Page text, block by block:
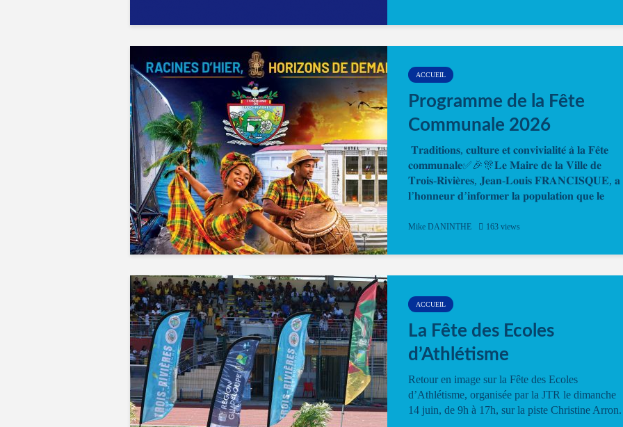
ACCUEIL
Programme de la Fête
Communale 2026
𝐓𝐫𝐚𝐝𝐢𝐭𝐢𝐨𝐧𝐬, 𝐜𝐮𝐥𝐭𝐮𝐫𝐞 𝐞𝐭 𝐜𝐨𝐧𝐯𝐢𝐯𝐢𝐚𝐥𝐢𝐭𝐞́ 𝐚̀ 𝐥𝐚 𝐅𝐞̂𝐭𝐞
𝐜𝐨𝐦𝐦𝐮𝐧𝐚𝐥𝐞✅🎉🎊𝐋𝐞 𝐌𝐚𝐢𝐫𝐞 𝐝𝐞 𝐥𝐚 𝐕𝐢𝐥𝐥𝐞 𝐝𝐞
𝐓𝐫𝐨𝐢𝐬-𝐑𝐢𝐯𝐢𝐞̀𝐫𝐞𝐬, 𝐉𝐞𝐚𝐧-𝐋𝐨𝐮𝐢𝐬 𝐅𝐑𝐀𝐍𝐂𝐈𝐒𝐐𝐔𝐄, 𝐚
𝐥’𝐡𝐨𝐧𝐧𝐞𝐮𝐫 𝐝’𝐢𝐧𝐟𝐨𝐫𝐦𝐞𝐫 𝐥𝐚 𝐩𝐨𝐩𝐮𝐥𝐚𝐭𝐢𝐨𝐧 𝐪𝐮𝐞 𝐥𝐞
Mike DANINTHE 163 views
ACCUEIL
La Fête des Ecoles
d’Athlétisme
Retour en image sur la Fête des Ecoles
d’Athlétisme, organisée par la JTR le dimanche
14 juin, de 9h à 17h, sur la piste Christine Arron.